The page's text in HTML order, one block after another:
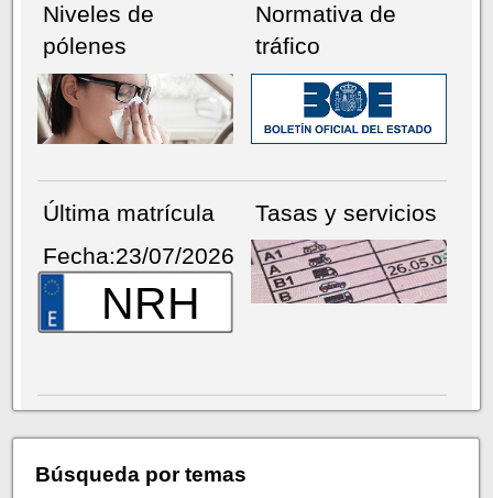
Niveles de
pólenes
Normativa de
tráfico
Última matrícula
Fecha:23/07/2026
NRH
Tasas y servicios
Búsqueda por temas